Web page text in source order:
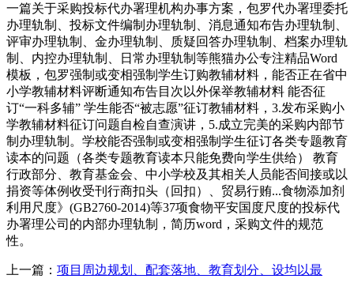
一篇关于采购投标代办署理机构办事方案，包罗代办署理委托
办理轨制、投标文件编制办理轨制、消息通知布告办理轨制、
评审办理轨制、金办理轨制、质疑回答办理轨制、档案办理轨
制、内控办理轨制、日常办理轨制等熊猫办公专注精品Word
模板，包罗强制或变相强制学生订购教辅材料，能否正在省中
小学教辅材料评断通知布告目次以外保举教辅材料 能否征
订“一科多辅” 学生能否“被志愿”征订教辅材料，3.发布采购小
学教辅材料征订问题自检自查演讲，5.成立完美的采购内部节
制办理轨制。学校能否强制或变相强制学生征订各类专题教育
读本的问题（各类专题教育读本只能免费向学生供给） 教育
行政部分、教育基金会、中小学校及其相关人员能否间接或以
捐资等体例收受刊行商扣头（回扣）、贸易行贿...食物添加剂
利用尺度》(GB2760-2014)等37项食物平安国度尺度的投标代
办署理公司的内部办理轨制，简历word，采购文件的规范
性。
上一篇： 项目周边规划、配套落地、教育划分、设均以最